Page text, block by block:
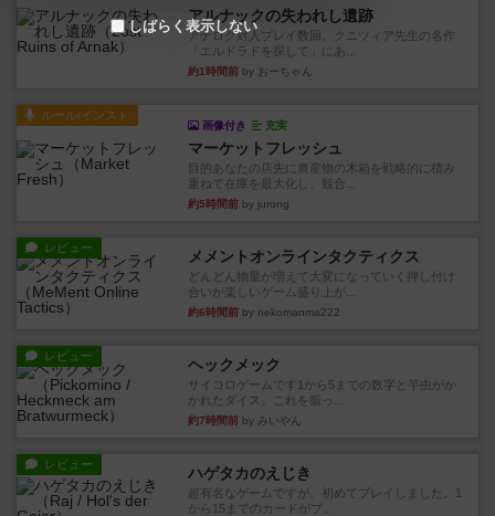
アルナックの失われし遺跡
アナログ対人プレイ数回。クニツィア先生の名作
「エルドラドを探して」にあ...
約1時間前 by おーちゃん
ルール/インスト
画像付き 充実
マーケットフレッシュ
目的あなたの店先に農産物の木箱を戦略的に積み
重ねて在庫を最大化し、競合...
約5時間前 by jurong
レビュー メメントオンラインタクティクス
どんどん物量が増えて大変になっていく押し付け
合いが楽しいゲーム盛り上が...
約6時間前 by nekomanma222
レビュー ヘックメック
サイコロゲームです1から5までの数字と芋虫がか
かれたダイス。これを振っ...
約7時間前 by みいやん
レビュー ハゲタカのえじき
超有名なゲームですが、初めてプレイしました。1
から15までのカードがプ...
しばらく表示しない